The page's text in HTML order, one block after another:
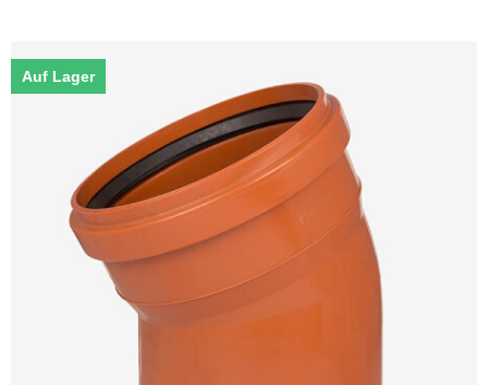
Auf Lager